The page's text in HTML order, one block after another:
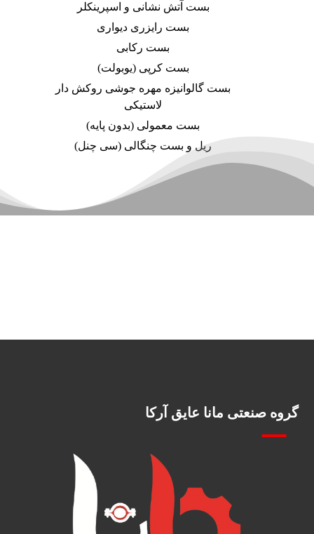
بست آتش نشانی و اسپرینکلر
بست رایزری دیواری
بست رکابی
بست کرپی (یوبولت)
بست گالوانیزه مهره جوشی روکش دار
لاستیکی
بست معمولی (بدون پایه)
ریل و بست چنگالی (سی چنل)
گروه صنعتی مانا عایق آرکا